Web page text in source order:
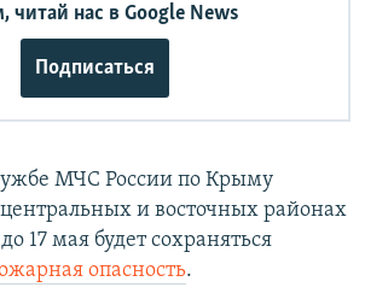
читай нас в Google News
Подписаться
МЧС России по Крыму
и восточных районах
17 мая будет сохраняться
опасность.